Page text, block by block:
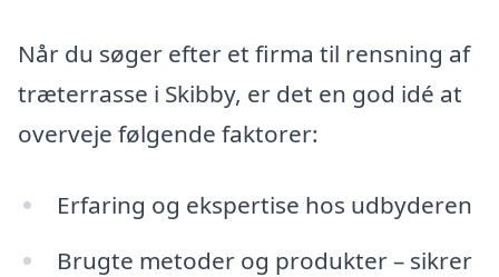
Når du søger efter et firma til rensning af
træterrasse i Skibby, er det en god idé at
overveje følgende faktorer:
Erfaring og ekspertise hos udbyderen
Brugte metoder og produkter – sikrer